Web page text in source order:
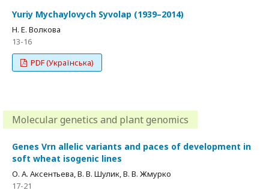
Yuriy Mychaylovych Syvolap (1939–2014)
Н. Е. Волкова
13-16
PDF (Українська)
Molecular genetics and plant genomics
Genes Vrn allelic variants and paces of development in
soft wheat isogenic lines
О. А. Аксентьева, В. В. Шулик, В. В. Жмурко
17-21